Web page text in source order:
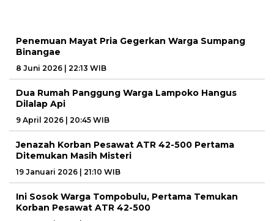
Penemuan Mayat Pria Gegerkan Warga Sumpang
Binangae
8 Juni 2026 | 22:13 WIB
Dua Rumah Panggung Warga Lampoko Hangus
Dilalap Api
9 April 2026 | 20:45 WIB
Jenazah Korban Pesawat ATR 42-500 Pertama
Ditemukan Masih Misteri
19 Januari 2026 | 21:10 WIB
Ini Sosok Warga Tompobulu, Pertama Temukan
Korban Pesawat ATR 42-500